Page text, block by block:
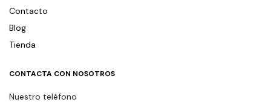
Contacto
Blog
Tienda
CONTACTA CON NOSOTROS
Nuestro teléfono